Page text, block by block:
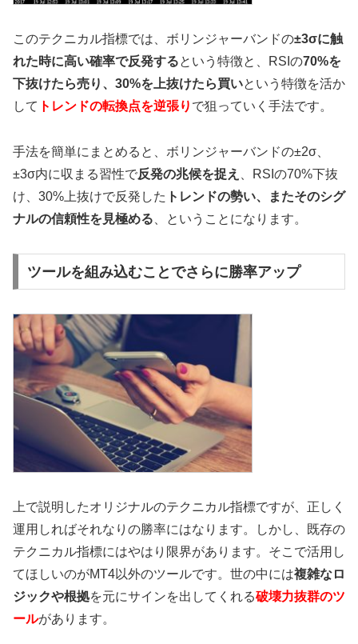
このテクニカル指標では、ボリンジャーバンドの±3σに触
れた時に高い確率で反発するという特徴と、RSIの70%を
下抜けたら売り、30%を上抜けたら買いという特徴を活か
して トレンドの転換点を逆張り で狙っていく手法です。
手法を簡単にまとめると、ボリンジャーバンドの±2σ、
±3σ内に収まる習性で反発の兆候を捉え
、RSIの70%下抜
け、30%上抜けで反発した トレンドの勢い、またそのシグ
ナルの信頼性を見極める 、ということになります。
ツールを組み込むことでさらに勝率アップ
上で説明したオリジナルのテクニカル指標ですが、正しく
運用しればそれなりの勝率にはなります。しかし、既存の
テクニカル指標にはやはり限界があります。そこで活用し
てほしいのがMT4以外のツールです。世の中には複雑なロ
ジックや根拠を元にサインを出してくれる破壊力抜群のツ
ールがあります。